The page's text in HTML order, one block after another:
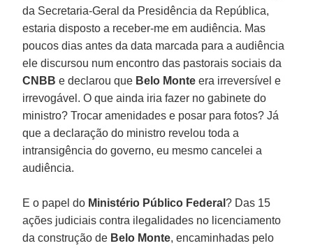
da Secretaria-Geral da Presidência da República,
estaria disposto a receber-me em audiência. Mas
poucos dias antes da data marcada para a audiência
ele discursou num encontro das pastorais sociais da
CNBBe declarou que Belo Monte era irreversível e
irrevogável. O que ainda iria fazer no gabinete do
ministro? Trocar amenidades e posar para fotos? Já
que a declaração do ministro revelou toda a
intransigência do governo, eu mesmo cancelei a
audiência.
E o papel do Ministério Público Federal? Das 15
ações judiciais contra ilegalidades no licenciamento
da construção de Belo Monte, encaminhadas pelo